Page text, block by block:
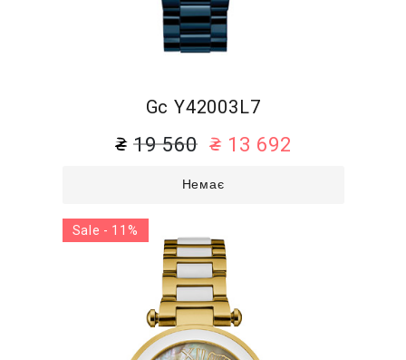
Gc Y42003L7
19 560 13 692
Немає
Sale - 11%